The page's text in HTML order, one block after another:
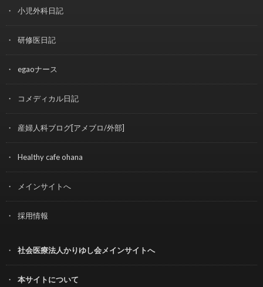
小児外科日記
研修医日記
egaoナース
コメディカル日記
産婦人科ブログ[アメブロ/外部]
Healthy cafe ohana
メインサイトへ
採用情報
社会医療法人かりゆし会メインサイトへ
本サイトについて